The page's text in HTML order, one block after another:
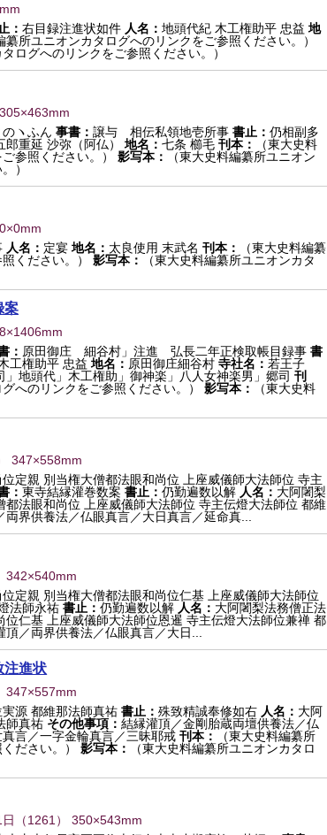
： 右目録注進状如件 人名： 地頭代紀 木工権助平 忠益 地
纂所ユニオンカタログへのリンクをご参照ください。）
ログへのリンクをご参照ください。）
ヽふん 事書： 譲与 相伝私領地壱所事 書止： 仍相副多
郎重延 沙弥（阿仏） 地名： 七条 櫛毛 刊本：
（東大史料
参照ください。）
影写本：
（東大史料編纂所ユニオン
）
人名： 定宴 地名： 太良使用 末武名 刊本：
（東大史料編纂
ください。）
影写本：
（東大史料編纂所ユニオンカタ
案
： 原田御庄 細谷村」注進 弘長二年正検取帳目録事 書
工権助平 忠益 地名： 原田御庄細谷村 寺社名： 若王子
」地頭代」木工権助」御神楽」八人女神楽男」郷司 刊
へのリンクをご参照ください。） 影写本：
（東大史料
347×558mm
定親 別当権大僧都法眼和尚位 上座威儀師大法師位 寺主
： 東寺結縁灌巻数案 書止： 仍勤遍数以解 人名： 大阿闍梨
法眼和尚位 上座威儀師大法師位 寺主伝燈大法師位 都維
両界供養法／仏眼真言／大日真言／延命真...
342×540mm
定親 別当権大僧都法眼和尚位仁基 上座威儀師大法師位
法師永祐 書止： 仍勤遍数以解 人名： 大阿闍梨法務僧正法
仁基 上座威儀師大法師位恩暹 寺主伝燈大法師位兼禅 都
頂／両界供養法／仏眼真言／大日...
注進状
347×557mm
源 都維那法師真祐 書止： 殊致精誠奉修如右 人名： 大阿
師真祐 その他事項： 結縁灌頂／金剛胎蔵両壇供養法／仏
言／一字金輪真言／三昧耶戒 刊本：
（東大史料編纂所
ださい。）
影写本：
（東大史料編纂所ユニオンカタロ
（1261 ） 350×543mm